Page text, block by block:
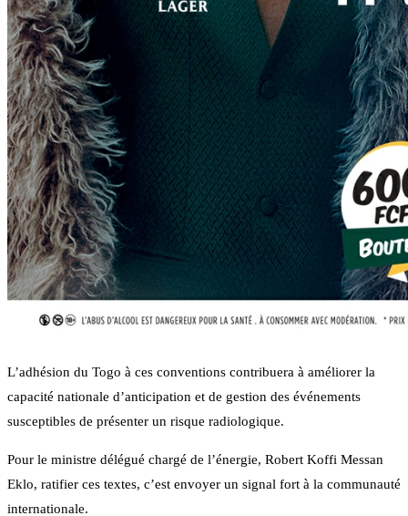
L’adhésion du Togo à ces conventions contribuera à améliorer la
capacité nationale d’anticipation et de gestion des événements
susceptibles de présenter un risque radiologique.
Pour le ministre délégué chargé de l’énergie, Robert Koffi Messan
Eklo, ratifier ces textes, c’est envoyer un signal fort à la communauté
internationale.